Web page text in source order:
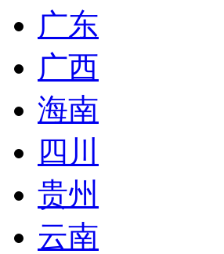
广东
广西
海南
四川
贵州
云南